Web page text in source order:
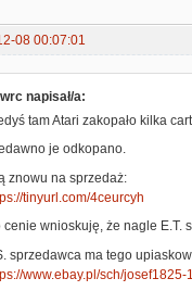
08 00:07:01
napisał/a:
tam Atari zakopało kilka
je odkopano.
znowu na sprzedaż:
tinyurl.com/4ceurcyh
cenie wnioskuję, że nagle E.T.
sprzedawca ma tego
www.ebay.pl/sch/josef1825-